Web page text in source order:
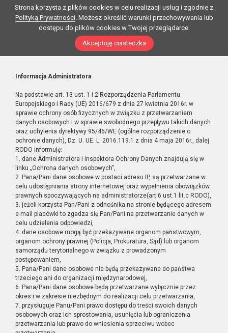
Strona korzysta z plików cookies w celu realizacji usług i zgodnie z
Polityką Prywatności. Możesz określić warunki przechowywania lub
dostępu do plików cookies w Twojej przeglądarce.
Akceptuję ciasteczka
Informacja Administratora
Na podstawie art. 13 ust. 1 i 2 Rozporządzenia Parlamentu
Europejskiego i Rady (UE) 2016/679 z dnia 27 kwietnia 2016r. w
sprawie ochrony osób fizycznych w związku z przetwarzaniem
danych osobowych i w sprawie swobodnego przepływu takich danych
oraz uchylenia dyrektywy 95/46/WE (ogólne rozporządzenie o
ochronie danych), Dz. U. UE. L. 2016.119.1 z dnia 4 maja 2016r., dalej
RODO informuję:
1. dane Administratora i Inspektora Ochrony Danych znajdują się w
linku „Ochrona danych osobowych”,
2. Pana/Pani dane osobowe w postaci adresu IP, są przetwarzane w
celu udostępniania strony internetowej oraz wypełnienia obowiązków
prawnych spoczywających na administratorze(art.6 ust.1 lit.c RODO),
3. jeżeli korzysta Pan/Pani z odnośnika na stronie będącego adresem
e-mail placówki to zgadza się Pan/Pani na przetwarzanie danych w
celu udzielenia odpowiedzi,
4. dane osobowe mogą być przekazywane organom państwowym,
organom ochrony prawnej (Policja, Prokuratura, Sąd) lub organom
samorządu terytorialnego w związku z prowadzonym
postępowaniem,
5. Pana/Pani dane osobowe nie będą przekazywane do państwa
trzeciego ani do organizacji międzynarodowej,
6. Pana/Pani dane osobowe będą przetwarzane wyłącznie przez
okres i w zakresie niezbędnym do realizacji celu przetwarzania,
7. przysługuje Panu/Pani prawo dostępu do treści swoich danych
osobowych oraz ich sprostowania, usunięcia lub ograniczenia
przetwarzania lub prawo do wniesienia sprzeciwu wobec